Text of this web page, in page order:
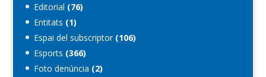
Editorial (76)
Entitats (1)
Espai del subscriptor(106)
Esports (366)
Foto denúncia (2)